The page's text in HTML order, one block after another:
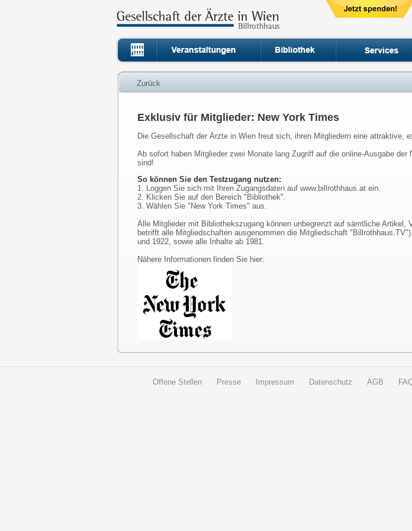
Zurück
Exklusiv für Mitglieder: New York Times
Die Gesellschaft der Ärzte in Wien freut sich, ihren Mitgliedern eine attraktive,
Ab sofort haben Mitglieder zwei Monate lang Zugriff auf die online-Ausgabe
sind!
So können Sie den Testzugang nutzen:
1. Loggen Sie sich mit Ihren Zugangsdaten auf www.billrothhaus.at ein.
2. Klicken Sie auf den Bereich "Bibliothek".
3. Wählen Sie "New York Times" aus.
Alle Mitglieder mit Bibliothekszugang können unbegrenzt auf sämtliche
betrifft alle Mitgliedschaften ausgenommen die Mitgliedschaft
und 1922, sowie alle Inhalte ab 1981.
Nähere Informationen finden Sie hier:
Offene Stellen Presse Impressum Datenschutz AGB